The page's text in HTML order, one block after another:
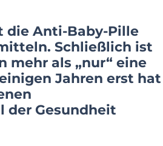
die Anti-Baby-Pille
Schließlich ist
mehr als „nur“ eine
Jahren erst hat
der Gesundheit